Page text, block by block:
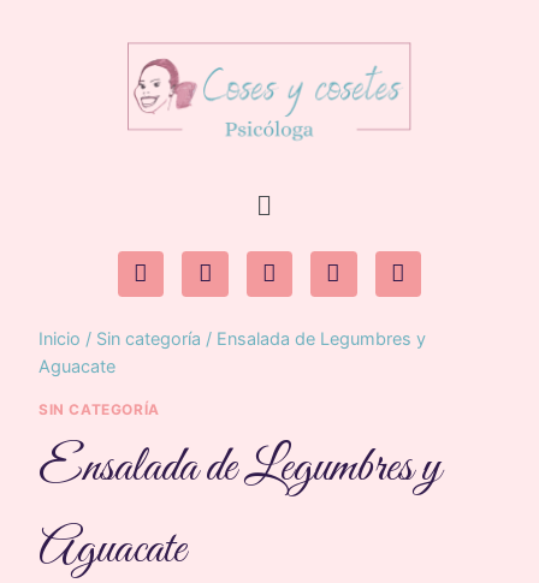
Inicio / Sin categoría / Ensalada de Legumbres y
Aguacate
SIN CATEGORÍA
Ensalada de Legumbres y
Aguacate